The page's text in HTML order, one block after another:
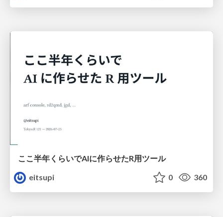
ここ半年くらいでAIに作らせたR用ツール
eitsupi
0 360